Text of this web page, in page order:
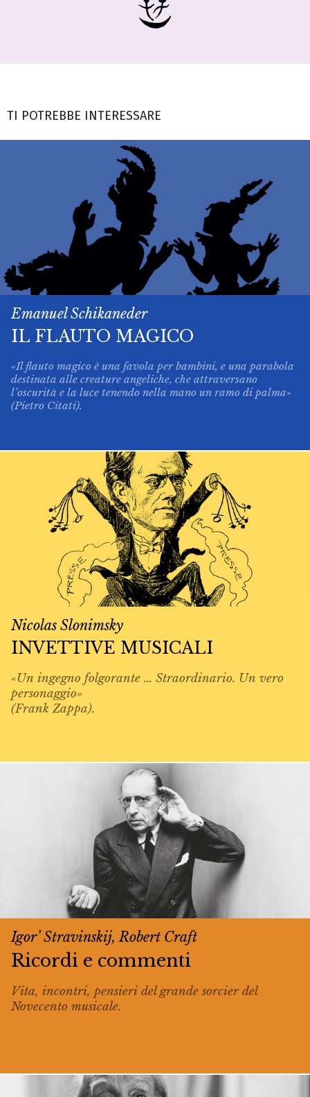
TI POTREBBE INTERESSARE
Emanuel Schikaneder
IL FLAUTO MAGICO
«Il flauto magico è una favola per bambini, e una parabola
destinata alle creature angeliche, che attraversano
l’oscurità e la luce tenendo nella mano un ramo di palma»
(Pietro Citati).
Nicolas Slonimsky
INVETTIVE MUSICALI
«Un ingegno folgorante ... Straordinario. Un vero
personaggio»
(Frank Zappa).
Igor’ Stravinskij, Robert Craft
Ricordi e commenti
Vita, incontri, pensieri del grande sorcierdel
Novecento musicale.